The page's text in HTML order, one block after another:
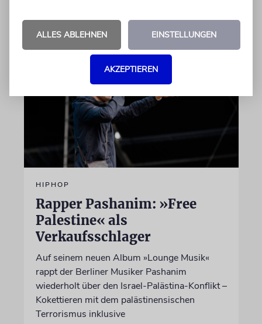
07.08.2026
HIPHOP
Rapper Pashanim: »Free
Palestine« als
Verkaufsschlager
Auf seinem neuen Album »Lounge Musik«
rappt der Berliner Musiker Pashanim
wiederholt über den Israel-Palästina-Konflikt –
Kokettieren mit dem palästinensischen
Terrorismus inklusive
ALLES ABLEHNEN EINSTELLUNGEN
AKZEPTIEREN